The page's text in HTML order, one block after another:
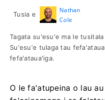
Tusia e
Nathan
Cole
Tagata su'esu'e ma le
Su'esu'e tulaga tau
fefa'ataua'iga.
O le fa'atupeina o lau